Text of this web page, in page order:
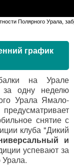
Полярного Урала,
график
на Урале
за одну неделю
Урала Ямало-
снятие с
клуба "Дикий
и
успевают за